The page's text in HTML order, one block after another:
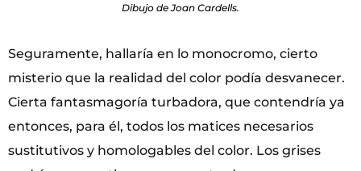
Dibujo de Joan Cardells.
Seguramente, hallaría en lo monocromo, cierto
misterio que la realidad del color podía desvanecer.
Cierta fantasmagoría turbadora, que contendría ya
entonces, para él, todos los matices necesarios
sustitutivos y homologables del color. Los grises